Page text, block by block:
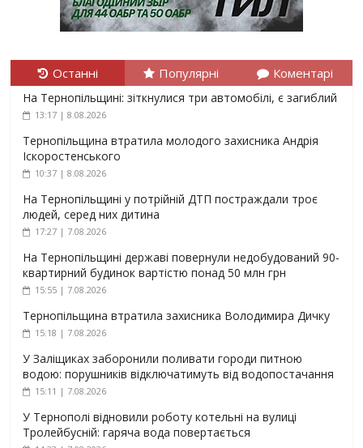
Останні Популярні Коментарі
На Тернопільщині: зіткнулися три автомобілі, є загиблий
13:17 | 8.08.2026
Тернопільщина втратила молодого захисника Андрія
Іскоростенського
10:37 | 8.08.2026
На Тернопільщині у потрійній ДТП постраждали троє
людей, серед них дитина
17:27 | 7.08.2026
На Тернопільщині державі повернули недобудований 90-
квартирний будинок вартістю понад 50 млн грн
15:55 | 7.08.2026
Тернопільщина втратила захисника Володимира Дичку
15:18 | 7.08.2026
У Заліщиках заборонили поливати городи питною
водою: порушників відключатимуть від водопостачання
15:11 | 7.08.2026
У Тернополі відновили роботу котельні на вулиці
Тролейбусній: гаряча вода повертається